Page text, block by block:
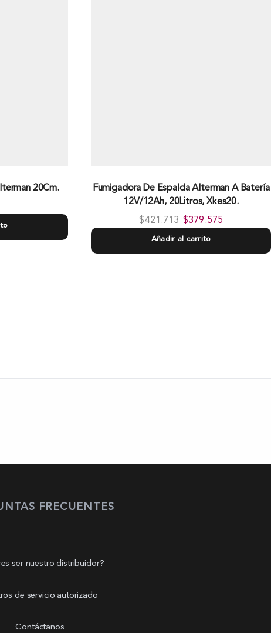
20Cm.
Fumigadora De Espalda Alterman A Baterí­a
12V/12Ah, 20Litros, Xkes20.
$421.713 $379.575
Añadir al carrito
FRECUENTES
ser nuestro distribuidor?
de servicio autorizado
Contáctanos